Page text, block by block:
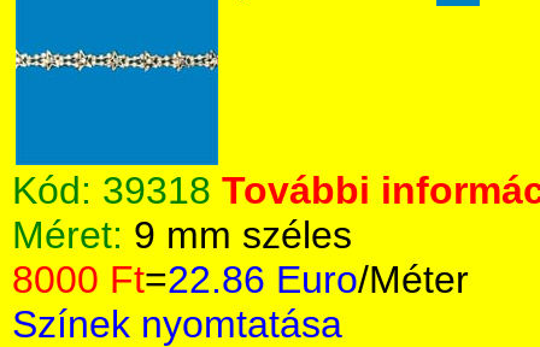
Kód: 39318 További
Méret: 9 mm széles
8000 Ft=22.86 Euro/Méter
Színek nyomtatása